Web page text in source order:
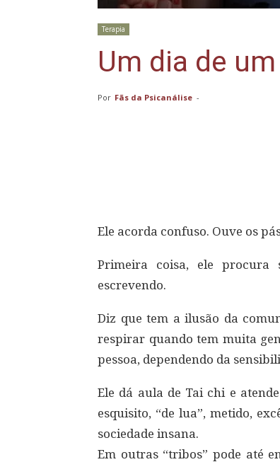
Terapia
Um dia de
Por Fãs da Psicanálise -
Ele acorda confuso. Ouve os
Primeira coisa, ele procura
escrevendo.
Diz que tem a ilusão da
respirar quando tem muita
pessoa, dependendo da
Ele dá aula de Tai chi e
esquisito, “de lua”, metido,
sociedade insana.
Em outras “tribos” pode até